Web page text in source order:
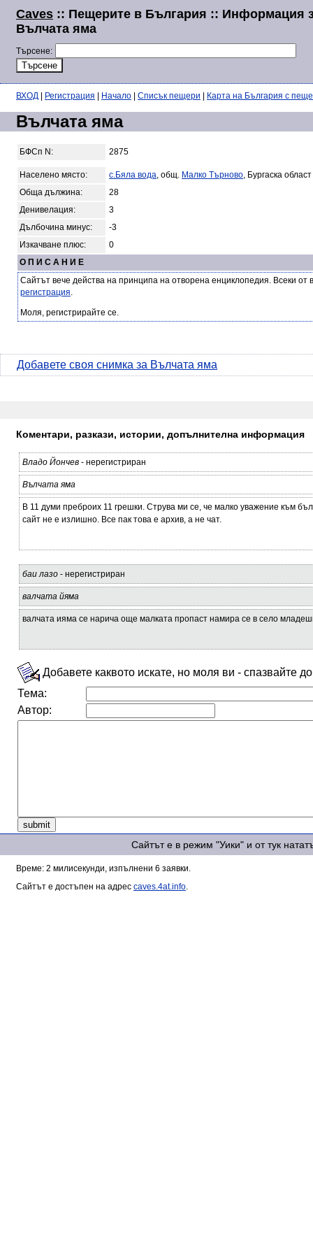
Caves :: Пещерите в България :: Информация
Вълчата яма
Търсене:
ВХОД Регистрация Начало Списък пещери Карта на България с
Вълчата яма
БФСп N: 2875
Населено място: с.Бяла вода, общ. Малко Търново, Бургаска област
Обща дължина:
28
Денивелация:
3
Дълбочина минус:
-3
Изкачване плюс:
0
О П И С А Н И Е
Сайтът вече действа на принципа на отворена енциклопедия. Всеки
регистрация.
Моля, регистрирайте се.
Добавете своя снимка за Вълчата яма
Коментари, разкази, истории, допълнителна информация
Владо Йончев - нерегистриран
Вълчата яма
В 11 думи преброих 11 грешки. Струва ми се, че малко уважение към
сайт не е излишно. Все пак това е архив, а не чат.
баи лазо - нерегистриран
валчата йяма
валчата ияма се нарича още малката пропаст намира се в село
Добавете каквото искате, но моля ви - спазвайте
Тема:
Автор:
Сайтът е в режим "Уики" и от тук
Време: 2 милисекунди, изпълнени 6 заявки.
Сайтът е достъпен на адрес caves.4at.info.